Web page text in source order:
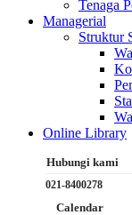
Tenaga
Managerial
Struktur
Online Library
Hubungi kami
021-8400278
Calendar